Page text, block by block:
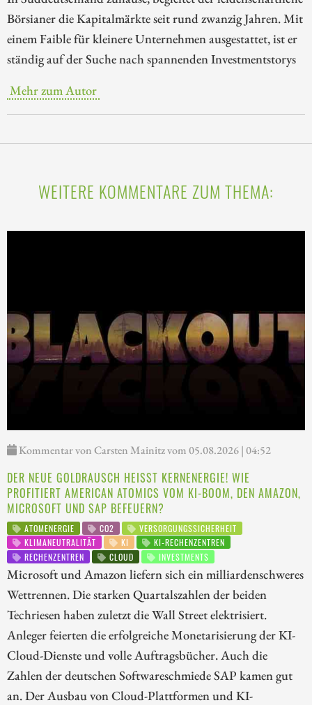
Börsianer die Kapitalmärkte seit rund zwanzig Jahren. Mit
einem Faible für kleinere Unternehmen ausgestattet, ist er
ständig auf der Suche nach spannenden Investmentstorys
Mehr zum Autor
WEITERE KOMMENTARE ZUM THEMA:
Kommentar von Carsten Mainitz vom 05.08.2026 | 04:52
DER NEUE GOLDRAUSCH HEISST KERNENERGIE! WIE P
ROFITIERT AMERICAN ATOMICS VOM KI-BOOM, DEN AMAZON, M
ICROSOFT UND SAP BEFEUERN?
ATOMENERGIE CO2
VERSORGUNGSSICHERHEIT
KLIMANEUTRALITÄT
KI
KI-RECHENZENTREN
RECHENZENTREN
CLOUD INVESTMENTS
Microsoft und Amazon liefern sich ein milliardenschweres
Wettrennen. Die starken Quartalszahlen der beiden
Techriesen haben zuletzt die Wall Street elektrisiert.
Anleger feierten die erfolgreiche Monetarisierung der KI-
Cloud-Dienste und volle Auftragsbücher. Auch die
Zahlen der deutschen Softwareschmiede SAP kamen gut
an. Der Ausbau von Cloud-Plattformen und KI-